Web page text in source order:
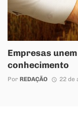
Empresas
conhecimento
Por REDAÇÃO 22 de